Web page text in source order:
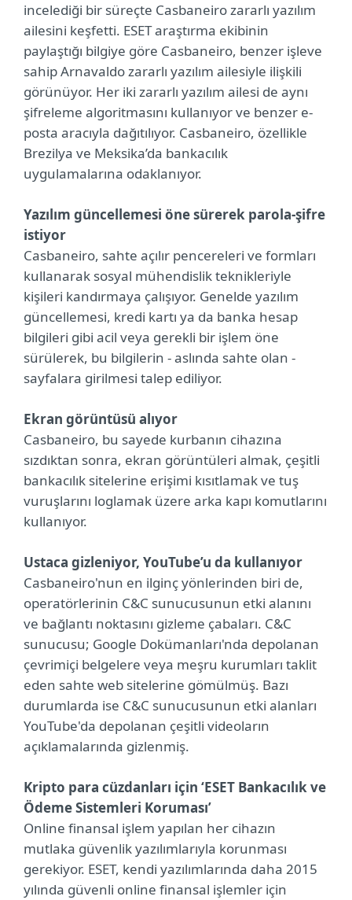
incelediği bir süreçte Casbaneiro zararlı yazılım
ailesini keşfetti. ESET araştırma ekibinin
paylaştığı bilgiye göre Casbaneiro, benzer işleve
sahip Arnavaldo zararlı yazılım ailesiyle ilişkili
görünüyor. Her iki zararlı yazılım ailesi de aynı
şifreleme algoritmasını kullanıyor ve benzer e-
posta aracıyla dağıtılıyor. Casbaneiro, özellikle
Brezilya ve Meksika’da bankacılık
uygulamalarına odaklanıyor.
Yazılım güncellemesi öne sürerek parola-şifre
istiyor
Casbaneiro, sahte açılır pencereleri ve formları
kullanarak sosyal mühendislik teknikleriyle
kişileri kandırmaya çalışıyor. Genelde yazılım
güncellemesi, kredi kartı ya da banka hesap
bilgileri gibi acil veya gerekli bir işlem öne
sürülerek, bu bilgilerin - aslında sahte olan -
sayfalara girilmesi talep ediliyor.
Ekran görüntüsü alıyor
Casbaneiro, bu sayede kurbanın cihazına
sızdıktan sonra, ekran görüntüleri almak, çeşitli
bankacılık sitelerine erişimi kısıtlamak ve tuş
vuruşlarını loglamak üzere arka kapı komutlarını
kullanıyor.
Ustaca gizleniyor, YouTube’u da kullanıyor
Casbaneiro'nun en ilginç yönlerinden biri de,
operatörlerinin C&C sunucusunun etki alanını
ve bağlantı noktasını gizleme çabaları. C&C
sunucusu; Google Dokümanları'nda depolanan
çevrimiçi belgelere veya meşru kurumları taklit
eden sahte web sitelerine gömülmüş. Bazı
durumlarda ise C&C sunucusunun etki alanları
YouTube'da depolanan çeşitli videoların
açıklamalarında gizlenmiş.
Kripto para cüzdanları için ‘ESET Bankacılık ve
Ödeme Sistemleri Koruması’
Online finansal işlem yapılan her cihazın
mutlaka güvenlik yazılımlarıyla korunması
gerekiyor. ESET, kendi yazılımlarında daha 2015
yılında güvenli online finansal işlemler için